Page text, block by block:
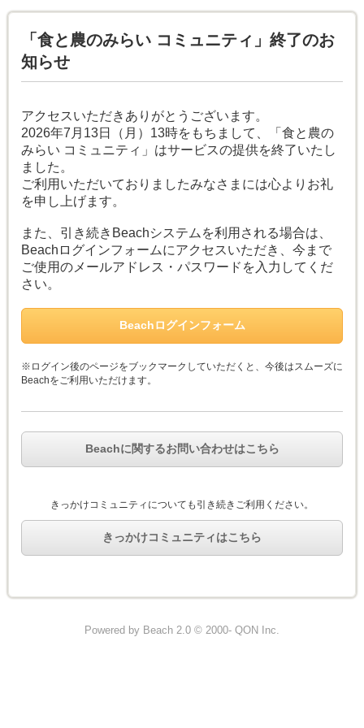
「食と農のみらい コミュニティ」終了のお
知らせ
アクセスいただきありがとうございます。
2026年7月13日（月）13時をもちまして、「食と農の
みらい コミュニティ」はサービスの提供を終了いたし
ました。
ご利用いただいておりましたみなさまには心よりお礼
を申し上げます。
また、引き続きBeachシステムを利用される場合は、
Beachログインフォームにアクセスいただき、今まで
ご使用のメールアドレス・パスワードを入力してくだ
さい。
Beachログインフォーム
※ログイン後のページをブックマークしていただくと、今後はスムーズに
Beachをご利用いただけます。
Beachに関するお問い合わせはこちら
きっかけコミュニティについても引き続きご利用ください。
きっかけコミュニティはこちら
Powered by Beach 2.0 © 2000- QON Inc.